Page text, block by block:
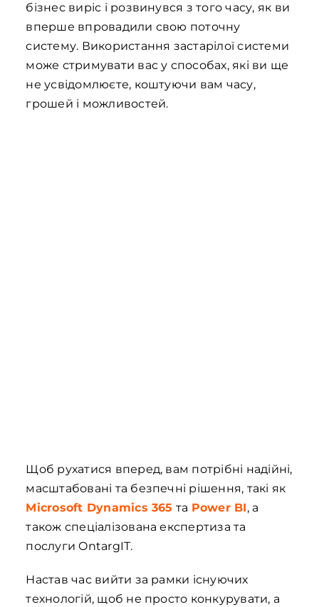
бізнес виріс і розвинувся з того часу, як ви
вперше впровадили свою поточну
систему. Використання застарілої системи
може стримувати вас у способах, які ви ще
не усвідомлюєте, коштуючи вам часу,
грошей і можливостей.
Щоб рухатися вперед, вам потрібні надійні,
масштабовані та безпечні рішення, такі як
Microsoft Dynamics 365 та Power BI, а
також спеціалізована експертиза та
послуги OntargIT.
Настав час вийти за рамки існуючих
технологій, щоб не просто конкурувати, а